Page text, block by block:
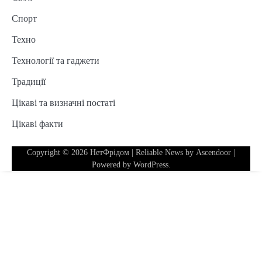
Спорт
Техно
Технології та гаджети
Традиції
Цікаві та визначні постаті
Цікаві факти
Copyright © 2026 НетФрідом | Reliable News by Ascendoor
Powered by WordPress.